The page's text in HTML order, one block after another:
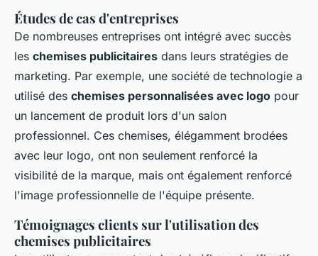
Études de cas d'entreprises
De nombreuses entreprises ont intégré avec succès
les chemises publicitaires dans leurs stratégies de
marketing. Par exemple, une société de technologie a
utilisé des chemises personnalisées avec logo pour
un lancement de produit lors d'un salon
professionnel. Ces chemises, élégamment brodées
avec leur logo, ont non seulement renforcé la
visibilité de la marque, mais ont également renforcé
l'image professionnelle de l'équipe présente.
Témoignages clients sur l'utilisation des
chemises publicitaires